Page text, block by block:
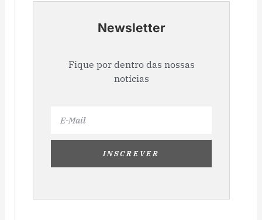
Newsletter
Fique por dentro das nossas
notícias
INSCREVER